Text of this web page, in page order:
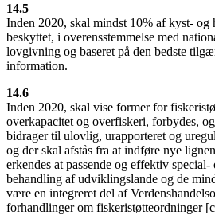
14.5
Inden 2020, skal mindst 10% af kyst- og
beskyttet, i overensstemmelse med
lovgivning og baseret på den bedste
information.
14.6
Inden 2020, skal vise former for
overkapacitet og overfiskeri, forbydes,
bidrager til ulovlig, urapporteret og
og der skal afstås fra at indføre nye
erkendes at passende og effektiv
behandling af udviklingslande og de
være en integreret del af
forhandlinger om fiskeristøtteordninger